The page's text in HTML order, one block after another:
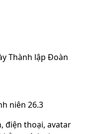
Thành lập Đoàn
niên 26.3
điện thoại, avatar